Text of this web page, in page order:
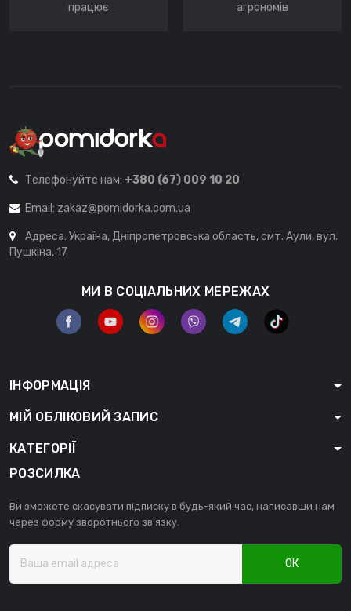
працює
агрономів
Телефонуйте нам: +380 (67) 009 10 20
Email: zakaz@pomidorka.com.ua
Адреса: Україна, Дніпропетровська область, смт. Аули, вул.
Пушкіна, 17
МИ В СОЦІАЛЬНИХ МЕРЕЖАХ
ІНФОРМАЦІЯ
МІЙ ОБЛІКОВИЙ ЗАПИС
КАТЕГОРІЇ
РОЗСИЛКА
Ви зможете скасувати підписку в будь-який час, написавши нам
через форму зворотнього зв'язку.
ОК